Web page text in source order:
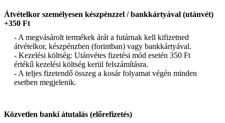
Átvételkor személyesen készpénzzel / bankkártyával (utánvét)
+350 Ft
- A megvásárolt termékek árát a futárnak kell kifizetned
átvételkor, készpénzben (forintban) vagy bankkártyával.
- Kezelési költség: Utánvétes fizetési mód esetén 350 Ft
értékű kezelési költség kerül felszámításra.
- A teljes fizetendő összeg a kosár folyamat végén minden
esetben megjelenik.
Közvetlen banki átutalás (előrefizetés)